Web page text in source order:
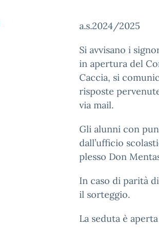
a.s.2024/2025
Si avvisano i
in apertura del
Caccia, si
risposte
via mail.
Gli alunni con
dall’ufficio
plesso Don
In caso di parità
il sorteggio.
La seduta è